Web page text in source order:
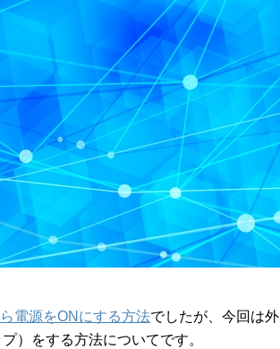
電源をONにする方法でしたが、今回は
）をする方法についてです。